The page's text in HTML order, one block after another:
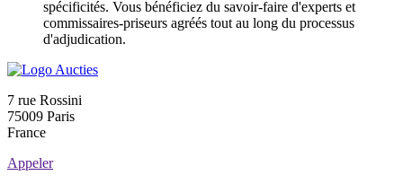
spécificités. Vous bénéficiez du savoir-faire d'experts et
commissaires-priseurs agréés tout au long du processus
d'adjudication.
7 rue Rossini
75009 Paris
France
Appeler